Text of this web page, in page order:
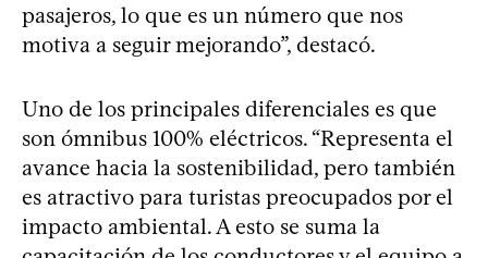
pasajeros, lo que es un número que nos
motiva a seguir mejorando”, destacó.
Uno de los principales diferenciales es que
son ómnibus 100% eléctricos. “Representa el
avance hacia la sostenibilidad, pero también
es atractivo para turistas preocupados por el
impacto ambiental. A esto se suma la